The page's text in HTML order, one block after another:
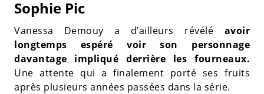
Sophie Pic
Vanessa Demouy a d’ailleurs révélé avoir
longtemps espéré voir son personnage
davantage impliqué derrière les fourneaux.
Une attente qui a finalement porté ses fruits
après plusieurs années passées dans la série.